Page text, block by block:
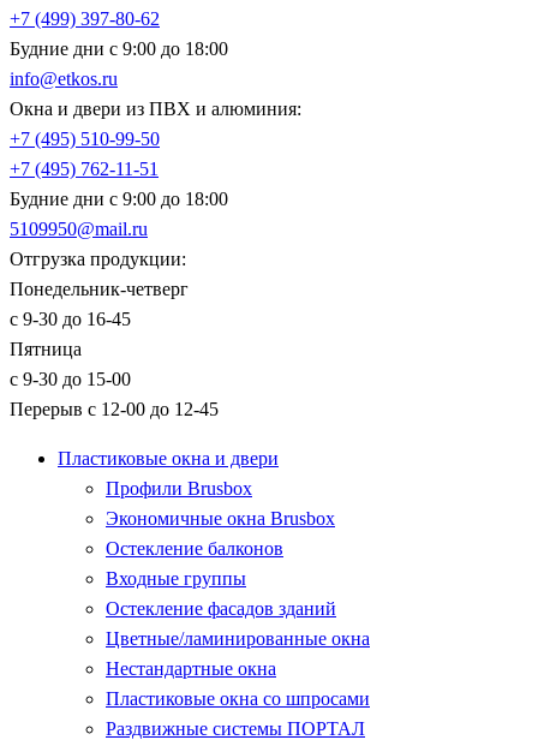
+7 (499) 397-80-62
Будние дни с 9:00 до 18:00
info@etkos.ru
Окна и двери из ПВХ и алюминия:
+7 (495) 510-99-50
+7 (495) 762-11-51
Будние дни с 9:00 до 18:00
5109950@mail.ru
Отгрузка продукции:
Понедельник-четверг
с 9-30 до 16-45
Пятница
с 9-30 до 15-00
Перерыв с 12-00 до 12-45
Пластиковые окна и двери
Профили Brusbox
Экономичные окна Brusbox
Остекление балконов
Входные группы
Остекление фасадов зданий
Цветные/ламинированные окна
Нестандартные окна
Пластиковые окна со шпросами
Раздвижные системы ПОРТАЛ